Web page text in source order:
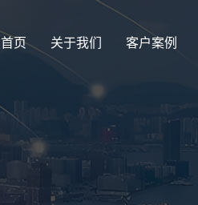
首页 关于我们 客户案例